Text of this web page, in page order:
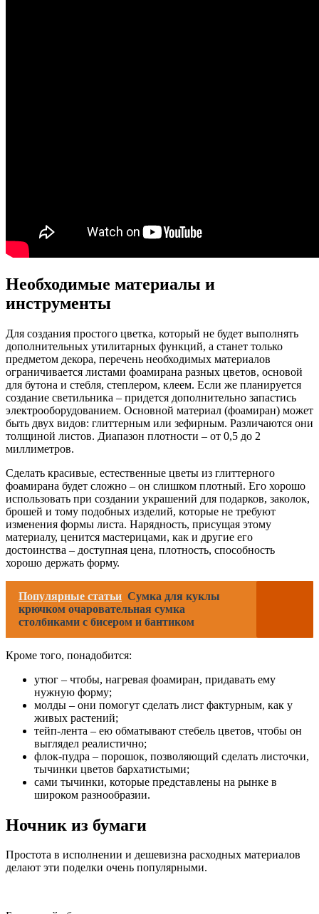
Необходимые материалы и
инструменты
Для создания простого цветка, который не будет выполнять
дополнительных утилитарных функций, а станет только
предметом декора, перечень необходимых материалов
ограничивается листами фоамирана разных цветов, основой
для бутона и стебля, степлером, клеем. Если же планируется
создание светильника – придется дополнительно запастись
электрооборудованием. Основной материал (фоамиран) может
быть двух видов: глиттерным или зефирным. Различаются они
толщиной листов. Диапазон плотности – от 0,5 до 2
миллиметров.
Сделать красивые, естественные цветы из глиттерного
фоамирана будет сложно – он слишком плотный. Его хорошо
использовать при создании украшений для подарков, заколок,
брошей и тому подобных изделий, которые не требуют
изменения формы листа. Нарядность, присущая этому
материалу, ценится мастерицами, как и другие его
достоинства – доступная цена, плотность, способность
хорошо держать форму.
Популярные статьи Cумка для куклы
крючком очаровательная сумка
столбиками с бисером и бантиком
Кроме того, понадобится:
утюг – чтобы, нагревая фоамиран, придавать ему
нужную форму;
молды – они помогут сделать лист фактурным, как у
живых растений;
тейп-лента – ею обматывают стебель цветов, чтобы он
выглядел реалистично;
флок-пудра – порошок, позволяющий сделать листочки,
тычинки цветов бархатистыми;
сами тычинки, которые представлены на рынке в
широком разнообразии.
Ночник из бумаги
Простота в исполнении и дешевизна расходных материалов
делают эти поделки очень популярными.